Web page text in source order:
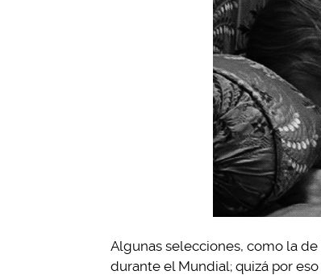
Algunas selecciones, como la
durante el Mundial; quizá por